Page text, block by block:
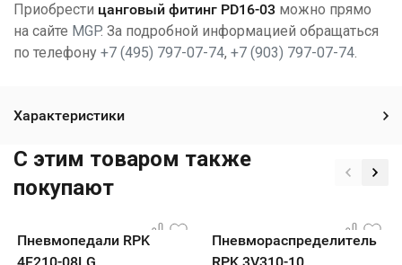
Приобрести цанговый фитинг РD16-03 можно прямо
на сайте MGP. За подробной информацией обращаться
по телефону +7 (495) 797-07-74, +7 (903) 797-07-74.
Характеристики
C этим товаром также
покупают
Пневмопедали RPK
Пневмораспределитель